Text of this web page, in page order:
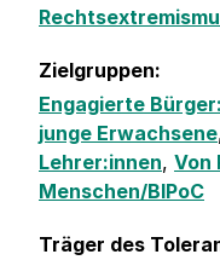
Zielgruppen:
Engagierte
junge Erwachsene
Lehrer:innen, Von
Menschen/BIPoC
Träger des